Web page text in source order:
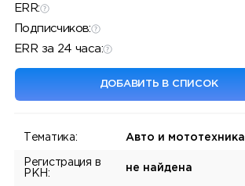
ERR:
Подписчиков:
ERR за 24 часа:
ДОБАВИТЬ В СПИСОК
Тематика: Авто и мототехника
Регистрация в
РКН:
не найдена